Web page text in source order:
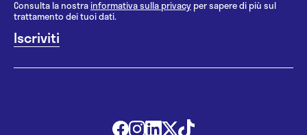
Consulta la nostrainformativa sulla privacy per sapere di più sul
trattamento dei tuoi dati.